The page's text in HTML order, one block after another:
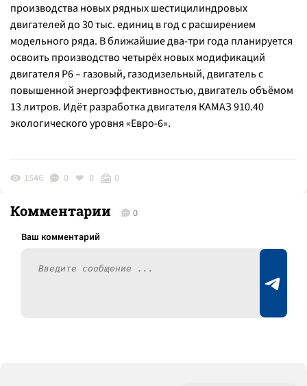
производства новых рядных шестицилиндровых
двигателей до 30 тыс. единиц в год с расширением
модельного ряда. В ближайшие два-три года планируется
освоить производство четырёх новых модификаций
двигателя Р6 – газовый, газодизельный, двигатель с
повышенной энергоэффективностью, двигатель объёмом
13 литров. Идёт разработка двигателя КАМАЗ 910.40
экологического уровня «Евро-6».
1546 0 0 0
Комментарии 0